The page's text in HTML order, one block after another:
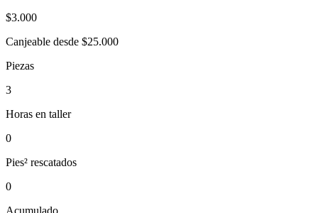
$3.000
Canjeable desde $25.000
Piezas
3
Horas en taller
0
Pies² rescatados
0
Acumulado